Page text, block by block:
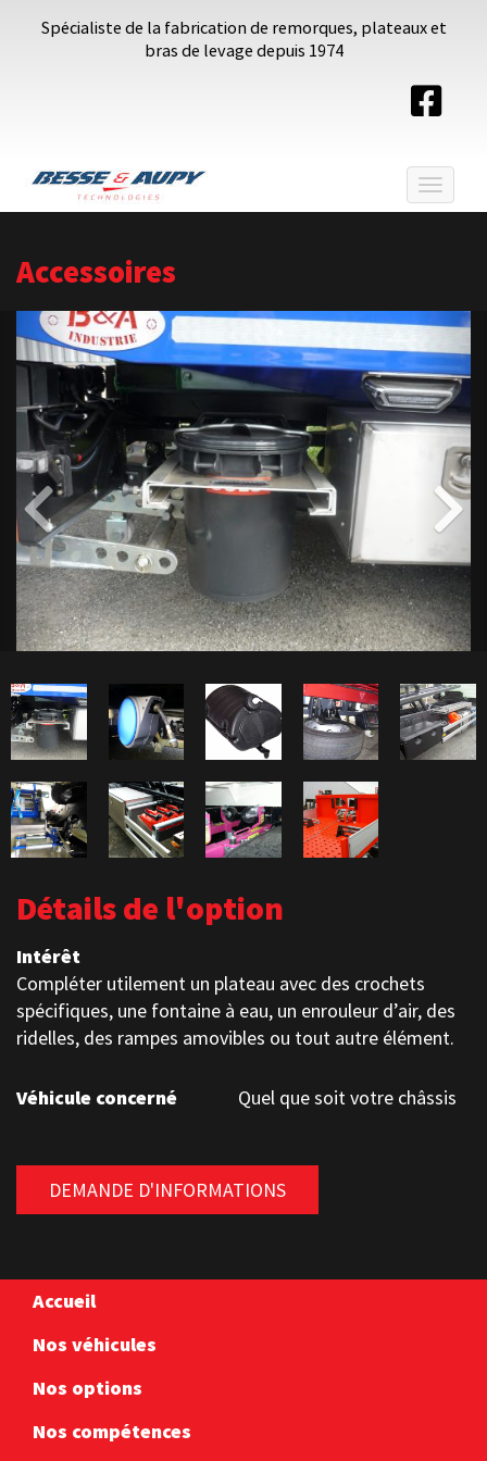
Spécialiste de la fabrication de remorques, plateaux et
bras de levage depuis 1974
Toggle
Accessoires
Détails de l'option
Intérêt
Compléter utilement un plateau avec des crochets
spécifiques, une fontaine à eau, un enrouleur d’air, des
ridelles, des rampes amovibles ou tout autre élément.
Véhicule concerné Quel que soit votre châssis
DEMANDE D'INFORMATIONS
Accueil
Nos véhicules
Nos options
Nos compétences